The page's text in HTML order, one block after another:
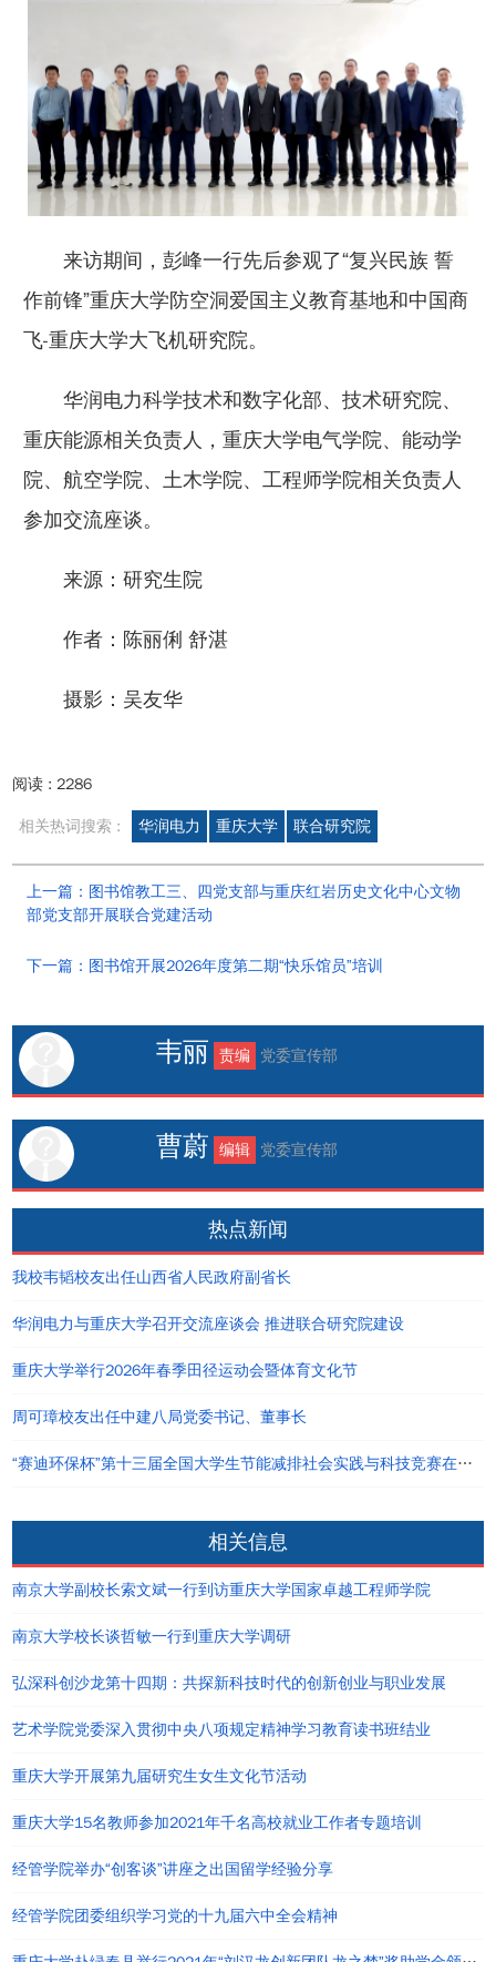
来访期间，彭峰一行先后参观了“复兴民族 誓
作前锋”重庆大学防空洞爱国主义教育基地和中国商
飞-重庆大学大飞机研究院。
华润电力科学技术和数字化部、技术研究院、
重庆能源相关负责人，重庆大学电气学院、能动学
院、航空学院、土木学院、工程师学院相关负责人
参加交流座谈。
来源：研究生院
作者：陈丽俐 舒湛
摄影：吴友华
阅读 :2286
相关热词搜索 : 华润电力 重庆大学 联合研究院
上一篇：图书馆教工三、四党支部与重庆红岩历史文化中心文物
部党支部开展联合党建活动
下一篇：图书馆开展2026年度第二期“快乐馆员”培训
韦丽 责编 党委宣传部
曹蔚 编辑 党委宣传部
热点新闻
我校韦韬校友出任山西省人民政府副省长
华润电力与重庆大学召开交流座谈会 推进联合研究院建设
重庆大学举行2026年春季田径运动会暨体育文化节
周可璋校友出任中建八局党委书记、董事长
“赛迪环保杯”第十三届全国大学生节能减排社会实践与科技竞赛在重庆大学举办
相关信息
南京大学副校长索文斌一行到访重庆大学国家卓越工程师学院
南京大学校长谈哲敏一行到重庆大学调研
弘深科创沙龙第十四期：共探新科技时代的创新创业与职业发展
艺术学院党委深入贯彻中央八项规定精神学习教育读书班结业
重庆大学开展第九届研究生女生文化节活动
重庆大学15名教师参加2021年千名高校就业工作者专题培训
经管学院举办“创客谈”讲座之出国留学经验分享
经管学院团委组织学习党的十九届六中全会精神